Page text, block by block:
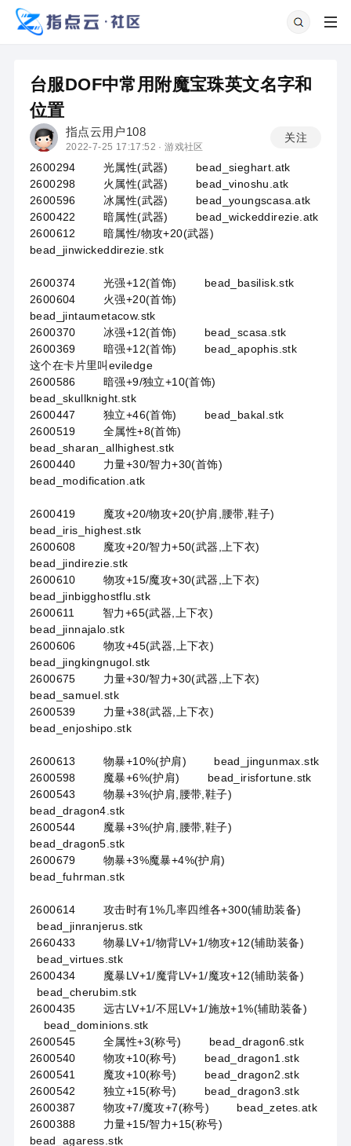
台服DOF中常用附魔宝珠英文名字和
位置
指点云用户108
2022-7-25 17:17:52 ·游戏社区
关注
2600294 光属性(武器) bead_sieghart.atk
2600298 火属性(武器) bead_vinoshu.atk
2600596 冰属性(武器) bead_youngscasa.atk
2600422 暗属性(武器) bead_wickeddirezie.atk
2600612 暗属性/物攻+20(武器)
bead_jinwickeddirezie.stk
2600374 光强+12(首饰) bead_basilisk.stk
2600604 火强+20(首饰)
bead_jintaumetacow.stk
2600370 冰强+12(首饰) bead_scasa.stk
2600369 暗强+12(首饰) bead_apophis.stk
这个在卡片里叫eviledge
2600586 暗强+9/独立+10(首饰)
bead_skullknight.stk
2600447 独立+46(首饰) bead_bakal.stk
2600519 全属性+8(首饰)
bead_sharan_allhighest.stk
2600440 力量+30/智力+30(首饰)
bead_modification.atk
2600419 魔攻+20/物攻+20(护肩,腰带,鞋子)
bead_iris_highest.stk
2600608 魔攻+20/智力+50(武器,上下衣)
bead_jindirezie.stk
2600610 物攻+15/魔攻+30(武器,上下衣)
bead_jinbigghostflu.stk
2600611 智力+65(武器,上下衣)
bead_jinnajalo.stk
2600606 物攻+45(武器,上下衣)
bead_jingkingnugol.stk
2600675 力量+30/智力+30(武器,上下衣)
bead_samuel.stk
2600539 力量+38(武器,上下衣)
bead_enjoshipo.stk
2600613 物暴+10%(护肩) bead_jingunmax.stk
2600598 魔暴+6%(护肩) bead_irisfortune.stk
2600543 物暴+3%(护肩,腰带,鞋子)
bead_dragon4.stk
2600544 魔暴+3%(护肩,腰带,鞋子)
bead_dragon5.stk
2600679 物暴+3%魔暴+4%(护肩)
bead_fuhrman.stk
2600614 攻击时有1%几率四维各+300(辅助装备)
bead_jinranjerus.stk
2660433 物暴LV+1/物背LV+1/物攻+12(辅助装备)
bead_virtues.stk
2600434 魔暴LV+1/魔背LV+1/魔攻+12(辅助装备)
bead_cherubim.stk
2600435 远古LV+1/不屈LV+1/施放+1%(辅助装备)
bead_dominions.stk
2600545 全属性+3(称号) bead_dragon6.stk
2600540 物攻+10(称号) bead_dragon1.stk
2600541 魔攻+10(称号) bead_dragon2.stk
2600542 独立+15(称号) bead_dragon3.stk
2600387 物攻+7/魔攻+7(称号) bead_zetes.atk
2600388 力量+15/智力+15(称号)
bead_agaress.stk